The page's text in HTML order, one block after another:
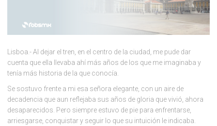
Lisboa.- Al dejar el tren, en el centro de la ciudad, me pude dar
cuenta que ella llevaba ahí más años de los que me imaginaba y
tenía más historia de la que conocía.
Se sostuvo frente a mi esa señora elegante, con un aire de
decadencia que aun reflejaba sus años de gloria que vivió, ahora
desaparecidos. Pero siempre estuvo de pie para enfrentarse,
arriesgarse, conquistar y seguir lo que su intuición le indicaba.